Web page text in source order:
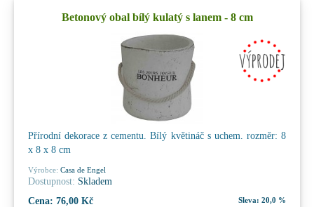
Betonový obal bílý kulatý s lanem - 8 cm
Přírodní dekorace z cementu. Bílý květináč s uchem. rozměr: 8
x 8 x 8 cm
Výrobce: Casa de Engel
Dostupnost: Skladem
Cena: 76,00 Kč Sleva: 20,0 %